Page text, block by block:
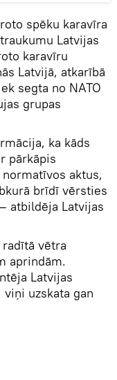
spēku karavīra
Latvijas
karavīru
Latvijā, atkarībā
segta no NATO
grupas
ka kāds
pārkāpis
aktus,
brīdī vērsties
atbildēja Latvijas
vētra
aprindām.
Latvijas
uzskata gan